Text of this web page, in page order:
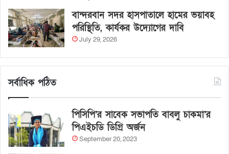
বান্দরবান সদর হাসপাতালে হামের ভয়াবহ
পরিস্থিতি, কার্যকর উদ্যোগের দাবি
July 29, 2026
সর্বাধিক পঠিত
পিসিপি’র সাবেক সভাপতি বাবলু চাকমা’র
পিএইচডি ডিগ্রি অর্জন
September 20, 2023